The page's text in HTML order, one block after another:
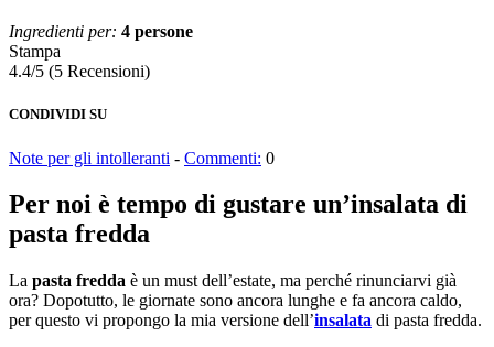
Ingredienti per: 4 persone
Stampa
4.4/5 (5 Recensioni)
CONDIVIDI SU
Note per gli intolleranti - Commenti: 0
Per noi è tempo di gustare un’insalata di
pasta fredda
La pasta fredda è un must dell’estate, ma perché rinunciarvi già
ora? Dopotutto, le giornate sono ancora lunghe e fa ancora caldo,
per questo vi propongo la mia versione dell’insalata di pasta fredda.